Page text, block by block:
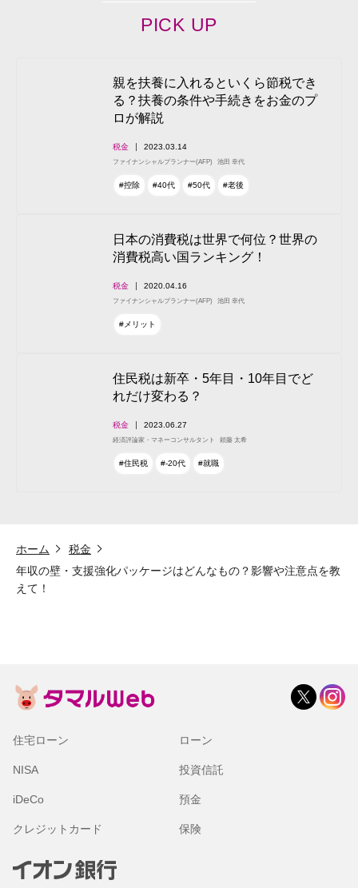
PICK UP
親を扶養に入れるといくら節税でき
る？扶養の条件や手続きをお金のプ
ロが解説
税金 2023.03.14
ファイナンシャルプランナー(AFP) 池田 幸代
#控除 #40代 #50代 #老後
日本の消費税は世界で何位？世界の
消費税高い国ランキング！
税金 2020.04.16
ファイナンシャルプランナー(AFP) 池田 幸代
#メリット
住民税は新卒・5年目・10年目でど
れだけ変わる？
税金 2023.06.27
経済評論家・マネーコンサルタント 頼藤 太希
#住民税 #-20代 #就職
ホーム
税金
年収の壁・支援強化パッケージはどんなもの？影響や注意点を教
えて！
住宅ローン ローン
NISA 投資信託
iDeCo 預金
クレジットカード 保険